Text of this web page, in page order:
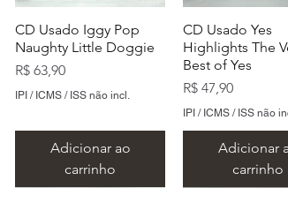
CD Usado Iggy Pop
Naughty Little Doggie
Preço
R$ 63,90
IPI / ICMS / ISS não incl.
Adicionar ao
carrinho
CD Usado Yes
Highlights The
Best of Yes
Preço
R$ 47,90
IPI / ICMS / ISS não
Adicionar
carrinho